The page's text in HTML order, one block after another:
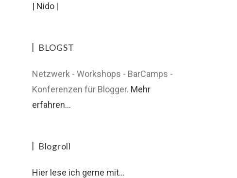
| Nido |
BLOGST
Netzwerk - Workshops - BarCamps -
Konferenzen für Blogger. Mehr
erfahren...
Blogroll
Hier lese ich gerne mit...